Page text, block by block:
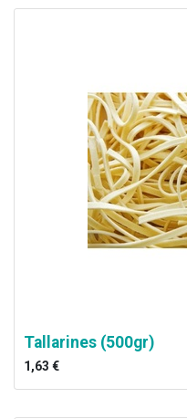
Tallarines (500gr)
1,63 €